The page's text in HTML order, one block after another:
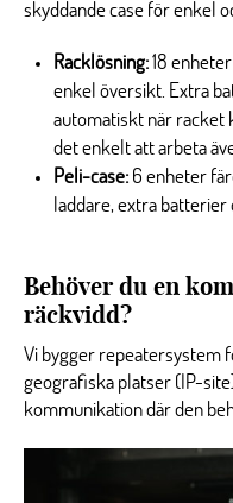
skyddande case för enkel
Racklösning:18
enkel översikt. Extra
automatiskt när racket
det enkelt att arbeta
Peli-case: 6 enheter
laddare, extra
Behöver du en
räckvidd?
Vi bygger repeatersystem
geografiska platser (IP-
kommunikation där den